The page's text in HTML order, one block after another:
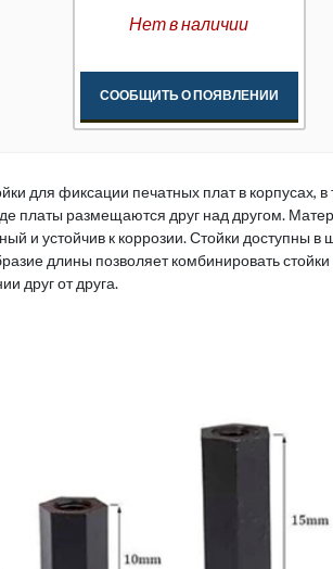
Нет в наличии
СООБЩИТЬ О ПОЯВЛЕНИИ
для фиксации печатных плат в корпусах, в
платы размещаются друг над другом.
и устойчив к коррозии. Стойки доступны в
длины позволяет комбинировать
друг от друга.